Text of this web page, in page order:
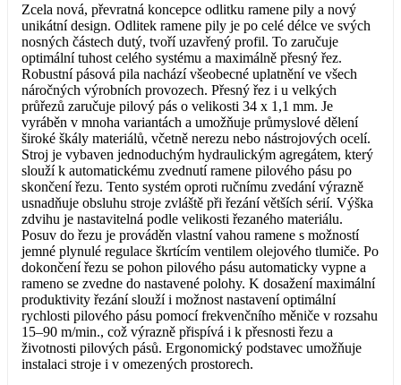
Zcela nová, převratná koncepce odlitku ramene pily a nový
unikátní design. Odlitek ramene pily je po celé délce ve svých
nosných částech dutý, tvoří uzavřený profil. To zaručuje
optimální tuhost celého systému a maximálně přesný řez.
Robustní pásová pila nachází všeobecné uplatnění ve všech
náročných výrobních provozech. Přesný řez i u velkých
průřezů zaručuje pilový pás o velikosti 34 x 1,1 mm. Je
vyráběn v mnoha variantách a umožňuje průmyslové dělení
široké škály materiálů, včetně nerezu nebo nástrojových ocelí.
Stroj je vybaven jednoduchým hydraulickým agregátem, který
slouží k automatickému zvednutí ramene pilového pásu po
skončení řezu. Tento systém oproti ručnímu zvedání výrazně
usnadňuje obsluhu stroje zvláště při řezání větších sérií. Výška
zdvihu je nastavitelná podle velikosti řezaného materiálu.
Posuv do řezu je prováděn vlastní vahou ramene s možností
jemné plynulé regulace škrtícím ventilem olejového tlumiče. Po
dokončení řezu se pohon pilového pásu automaticky vypne a
rameno se zvedne do nastavené polohy. K dosažení maximální
produktivity řezání slouží i možnost nastavení optimální
rychlosti pilového pásu pomocí frekvenčního měniče v rozsahu
15–90 m/min., což výrazně přispívá i k přesnosti řezu a
životnosti pilových pásů. Ergonomický podstavec umožňuje
instalaci stroje i v omezených prostorech.